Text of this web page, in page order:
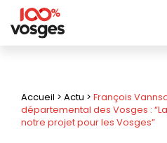
Accueil > Actu > François
départemental des Vosges :
notre projet pour les Vosges”